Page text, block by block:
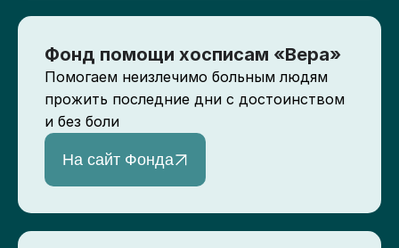
Фонд помощи хосписам «Вера»
Помогаем неизлечимо больным людям
прожить последние дни с достоинством
и без боли
На сайт Фонда